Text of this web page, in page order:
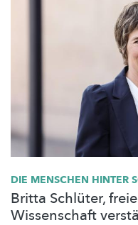
DIE MENSCHEN HINTER
Britta Schlüter,
Wissenschaft